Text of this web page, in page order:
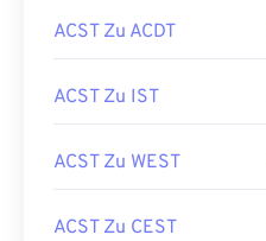
ACST Zu ACDT
ACST Zu IST
ACST Zu WEST
ACST Zu CEST